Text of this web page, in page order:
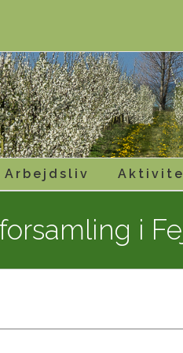
Arbejdsliv
i